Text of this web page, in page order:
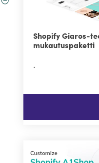
Shopify Giaros-
mukautuspaketti
.